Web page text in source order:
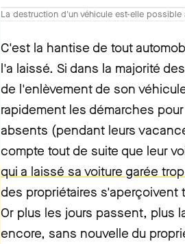
La destruction d'un véhicule est-elle possible
C'est la hantise de tout
l'a laissé. Si dans la majorité
de l'enlèvement de son
rapidement les démarches
absents (pendant leurs
compte tout de suite que leur
qui a laissé sa voiture garée
des propriétaires s'aperçoivent
Or plus les jours passent, plus
encore, sans nouvelle du